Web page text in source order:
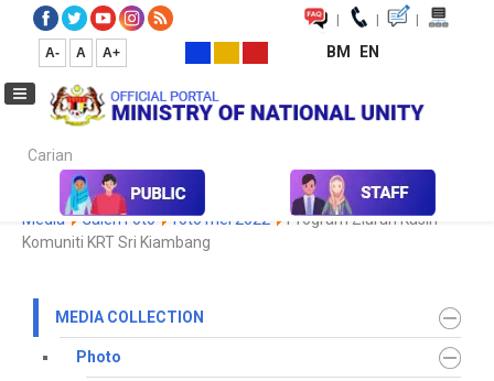
| | |
A- A A+ BM EN
Carian...
Media Media Collection Photo 2024
Koleksi
Media
Galeri Foto foto mei 2022
Program Ziarah Kasih
Komuniti KRT Sri Kiambang
MEDIA COLLECTION
Photo